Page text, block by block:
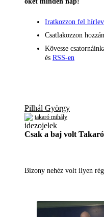
Iratkozzon fel
Csatlakozzon
Kövesse
és RSS-en
Pilhál György
takaró mihály
Csak a baj volt
Bizony nehéz volt ilyen